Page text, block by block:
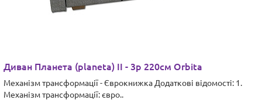
Диван Планета (planeta) ІІ - 3р 220см Orbita
Механізм трансформації - Єврокнижка Додаткові відомості: 1.
Механізм трансформації: євро..